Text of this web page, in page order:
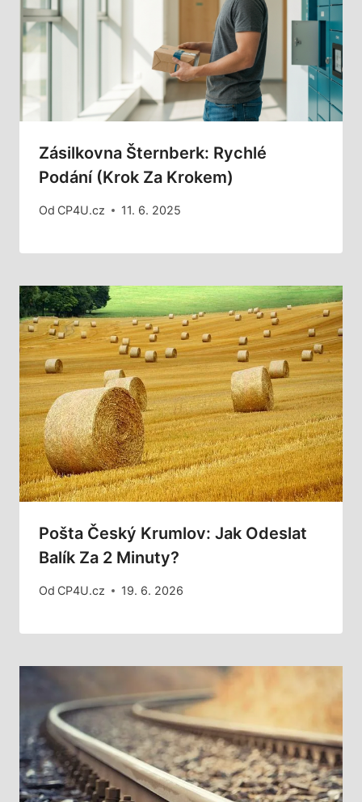
Zásilkovna Šternberk: Rychlé
Podání (Krok Za Krokem)
Od CP4U.cz 11. 6. 2025
Pošta Český Krumlov: Jak Odeslat
Balík Za 2 Minuty?
Od CP4U.cz 19. 6. 2026